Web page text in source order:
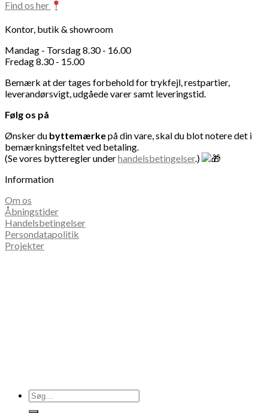
Find os her
Kontor, butik & showroom
Mandag - Torsdag 8.30 - 16.00
Fredag 8.30 - 15.00
Bemærk at der tages forbehold for trykfejl, restpartier,
leverandørsvigt, udgåede varer samt leveringstid.
Følg os på
Ønsker du byttemærkepå din vare, skal du blot notere det i
bemærkningsfeltet ved betaling.
(Se vores bytteregler underhandelsbetingelser.)
Information
Om os
Åbningstider
Handelsbetingelser
Persondatapolitik
Projekter
Søg
efter: